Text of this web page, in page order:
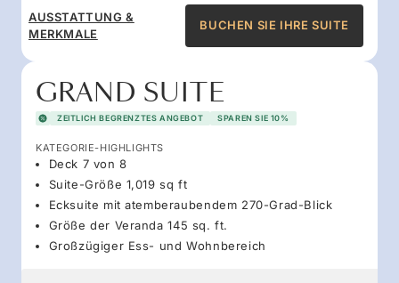
AUSSTATTUNG &
MERKMALE
BUCHEN SIE IHRE SUITE
GRAND SUITE
ZEITLICH BEGRENZTES ANGEBOT SPAREN SIE 10%
KATEGORIE-HIGHLIGHTS
Deck 7 von 8
Suite-Größe 1,019 sq ft
Ecksuite mit atemberaubendem 270-Grad-Blick
Größe der Veranda 145 sq. ft.
Großzügiger Ess- und Wohnbereich